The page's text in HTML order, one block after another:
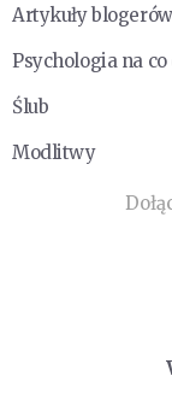
Artykuły blogerów
Psychologia na
Ślub
Modlitwy